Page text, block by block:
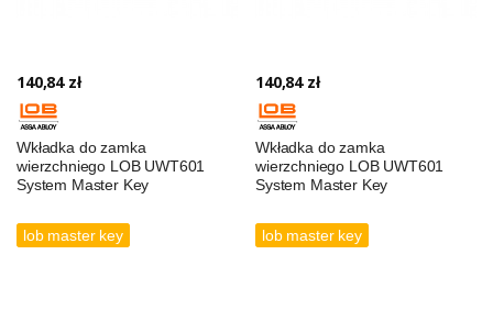
140,84 zł
Wkładka do zamka
wierzchniego LOB UWT601
System Master Key
lob master key
140,84 zł
Wkładka do zamka
wierzchniego LOB UWT601
System Master Key
lob master key